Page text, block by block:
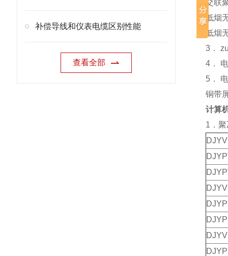
补偿导线和仪表电缆区别性能
查看全部
交联
低烟
低烟
3．
4．
5．
铜带
计算
1．